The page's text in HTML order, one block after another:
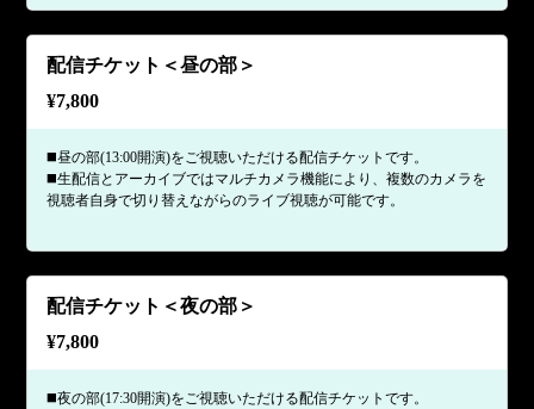
配信チケット＜昼の部＞
¥7,800
◼️昼の部(13:00開演)をご視聴いただける配信チケットです。
◼️生配信とアーカイブではマルチカメラ機能により、複数のカメラを
視聴者自身で切り替えながらのライブ視聴が可能です。
配信チケット＜夜の部＞
¥7,800
◼️夜の部(17:30開演)をご視聴いただける配信チケットです。